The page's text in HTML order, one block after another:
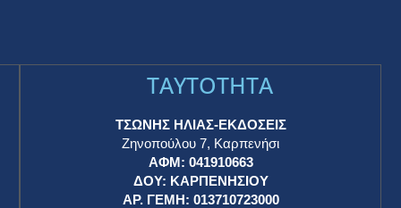
TAYTOTHTA
ΤΣΩΝΗΣ ΗΛΙΑΣ-ΕΚΔΟΣΕΙΣ
Ζηνοπούλου 7, Καρπενήσι
ΑΦΜ: 041910663
ΔΟΥ: ΚΑΡΠΕΝΗΣΙΟΥ
ΑΡ. ΓΕΜΗ: 013710723000